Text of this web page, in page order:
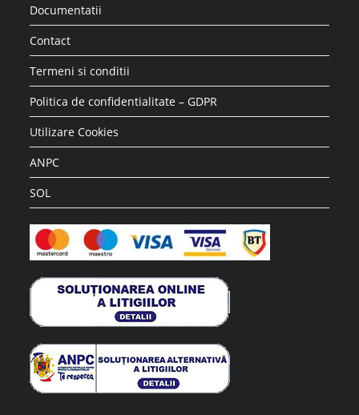
Documentatii
Contact
Termeni si conditii
Politica de confidentialitate – GDPR
Utilizare Cookies
ANPC
SOL